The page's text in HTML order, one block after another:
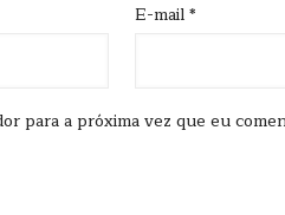
E-mail*
para a próxima vez que eu